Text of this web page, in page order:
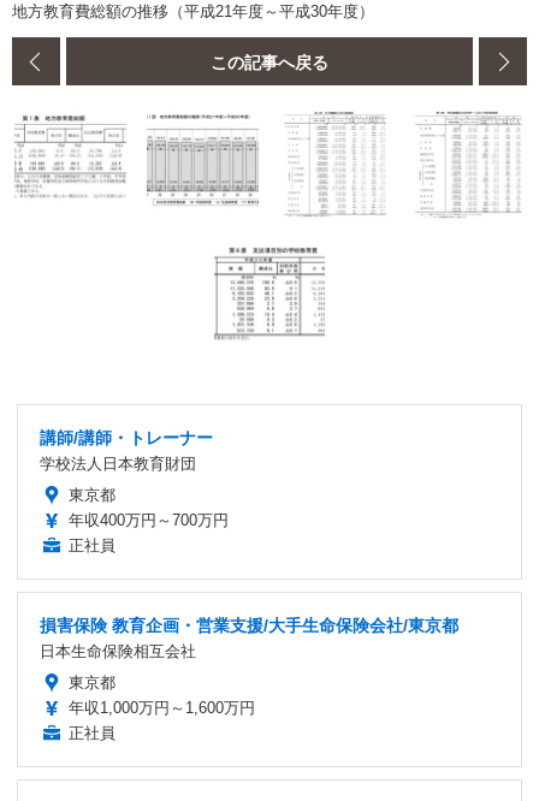
地方教育費総額の推移（平成21年度～平成30年度）
この記事へ戻る
講師/講師・トレーナー
学校法人日本教育財団
東京都
年収400万円～700万円
正社員
損害保険 教育企画・営業支援/大手生命保険会社/東京都
日本生命保険相互会社
東京都
年収1,000万円～1,600万円
正社員